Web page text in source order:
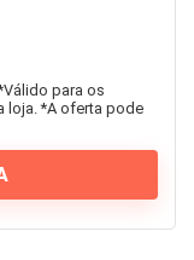
para os
loja. *A oferta pode